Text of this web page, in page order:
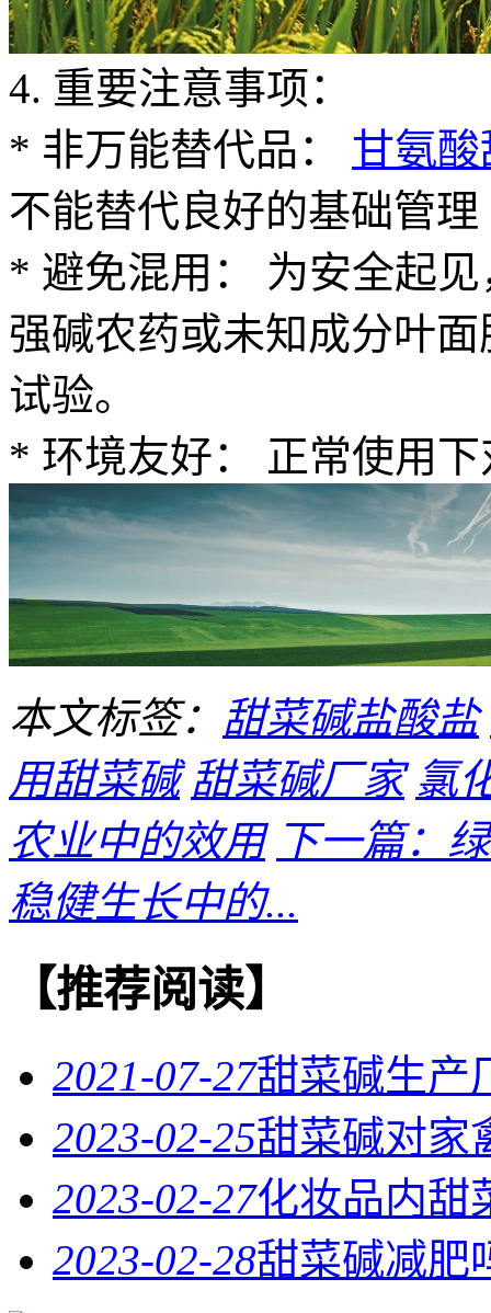
4. 重要注意事项：
* 非万能替代品： 甘氨
不能替代良好的基础管
* 避免混用： 为安全起
强碱农药或未知成分叶
试验。
* 环境友好： 正常使用
本文标签： 甜菜碱盐酸盐
用甜菜碱 甜菜碱厂家 氯
农业中的效用 下一篇：
稳健生长中的...
【推荐阅读】
2021-07-27甜菜碱生产
2023-02-25甜菜碱对家
2023-02-27化妆品内甜
2023-02-28甜菜碱减肥